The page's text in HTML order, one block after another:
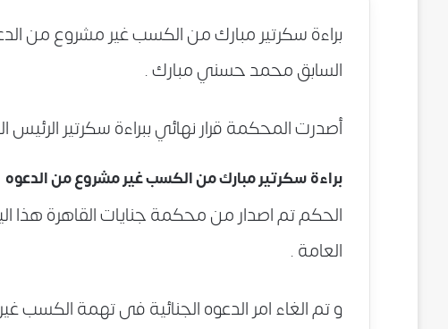
براءة سكرتير مبارك من الكسب غير مشروع من
السابق محمد حسني مبارك .
أصدرت المحكمة قرار نهائي ببراءة سكرتير
براءة سكرتير مبارك من الكسب غير مشروع من الدعوه
الحكم تم اصدار من محكمة جنايات القاهرة هذا
العامة .
و تم الغاء امر الدعوه الجنائية فى تهمة الكسب